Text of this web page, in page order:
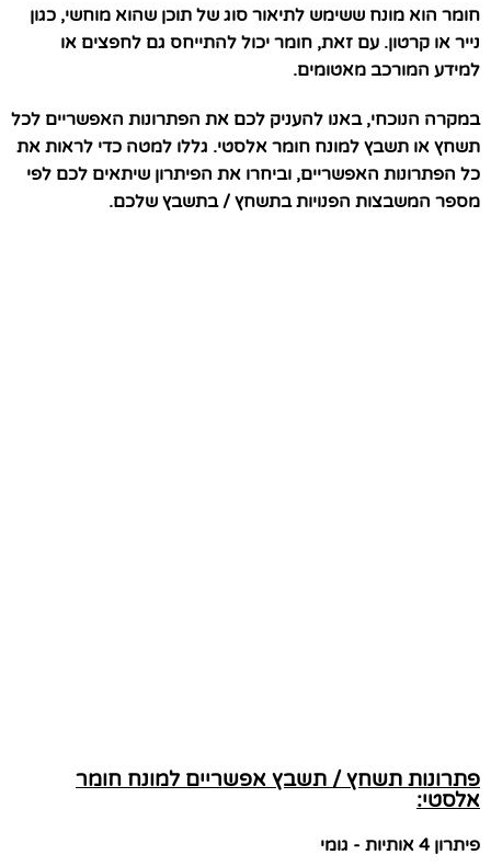
חומר הוא מונח ששימש לתיאור סוג של תוכן שהוא מוחשי, כגון
נייר או קרטון. עם זאת, חומר יכול להתייחס גם לחפצים או
למידע המורכב מאטומים.
במקרה הנוכחי, באנו להעניק לכם את הפתרונות האפשריים לכל
תשחץ או תשבץ למונח חומר אלסטי. גללו למטה כדי לראות את
כל הפתרונות האפשריים, וביחרו את הפיתרון שיתאים לכם לפי
מספר המשבצות הפנויות בתשחץ / בתשבץ שלכם.
פתרונות תשחץ / תשבץ אפשריים למונח חומר
אלסטי:
פיתרון 4 אותיות - גומי